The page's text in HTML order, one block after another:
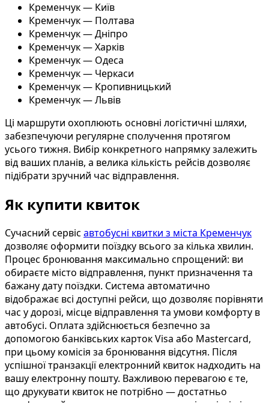
Кременчук — Київ
Кременчук — Полтава
Кременчук — Дніпро
Кременчук — Харків
Кременчук — Одеса
Кременчук — Черкаси
Кременчук — Кропивницький
Кременчук — Львів
Ці маршрути охоплюють основні логістичні шляхи,
забезпечуючи регулярне сполучення протягом
усього тижня. Вибір конкретного напрямку залежить
від ваших планів, а велика кількість рейсів дозволяє
підібрати зручний час відправлення.
Як купити квиток
Сучасний сервіс автобусні квитки з міста Кременчук
дозволяє оформити поїздку всього за кілька хвилин.
Процес бронювання максимально спрощений: ви
обираєте місто відправлення, пункт призначення та
бажану дату поїздки. Система автоматично
відображає всі доступні рейси, що дозволяє порівняти
час у дорозі, місце відправлення та умови комфорту в
автобусі. Оплата здійснюється безпечно за
допомогою банківських карток Visa або Mastercard,
при цьому комісія за бронювання відсутня. Після
успішної транзакції електронний квиток надходить на
вашу електронну пошту. Важливою перевагою є те,
що друкувати квиток не потрібно — достатньо